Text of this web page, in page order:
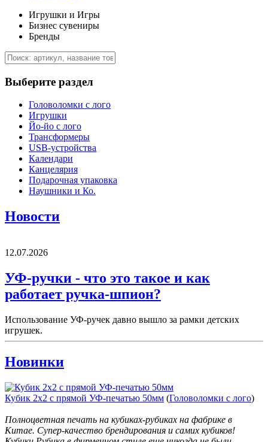
Игрушки и Игры
Бизнес сувениры
Бренды
Выберите раздел
Головоломки с лого
Игрушки
Йо-йо с лого
Трансформеры
USB-устройства
Календари
Канцелярия
Подарочная упаковка
Наушники и Ко.
Новости
12.07.2026
УФ-ручки - что это такое и как
работает ручка-шпион?
Использование УФ-ручек давно вышло за рамки детских
игрушек.
Новинки
Кубик 2х2 с прямой УФ-печатью 50мм (Головоломки с лого)
Полноцветная печать на кубиках-рубиках на фабрике в
Китае. Супер-качество брендирования и самих кубиков!